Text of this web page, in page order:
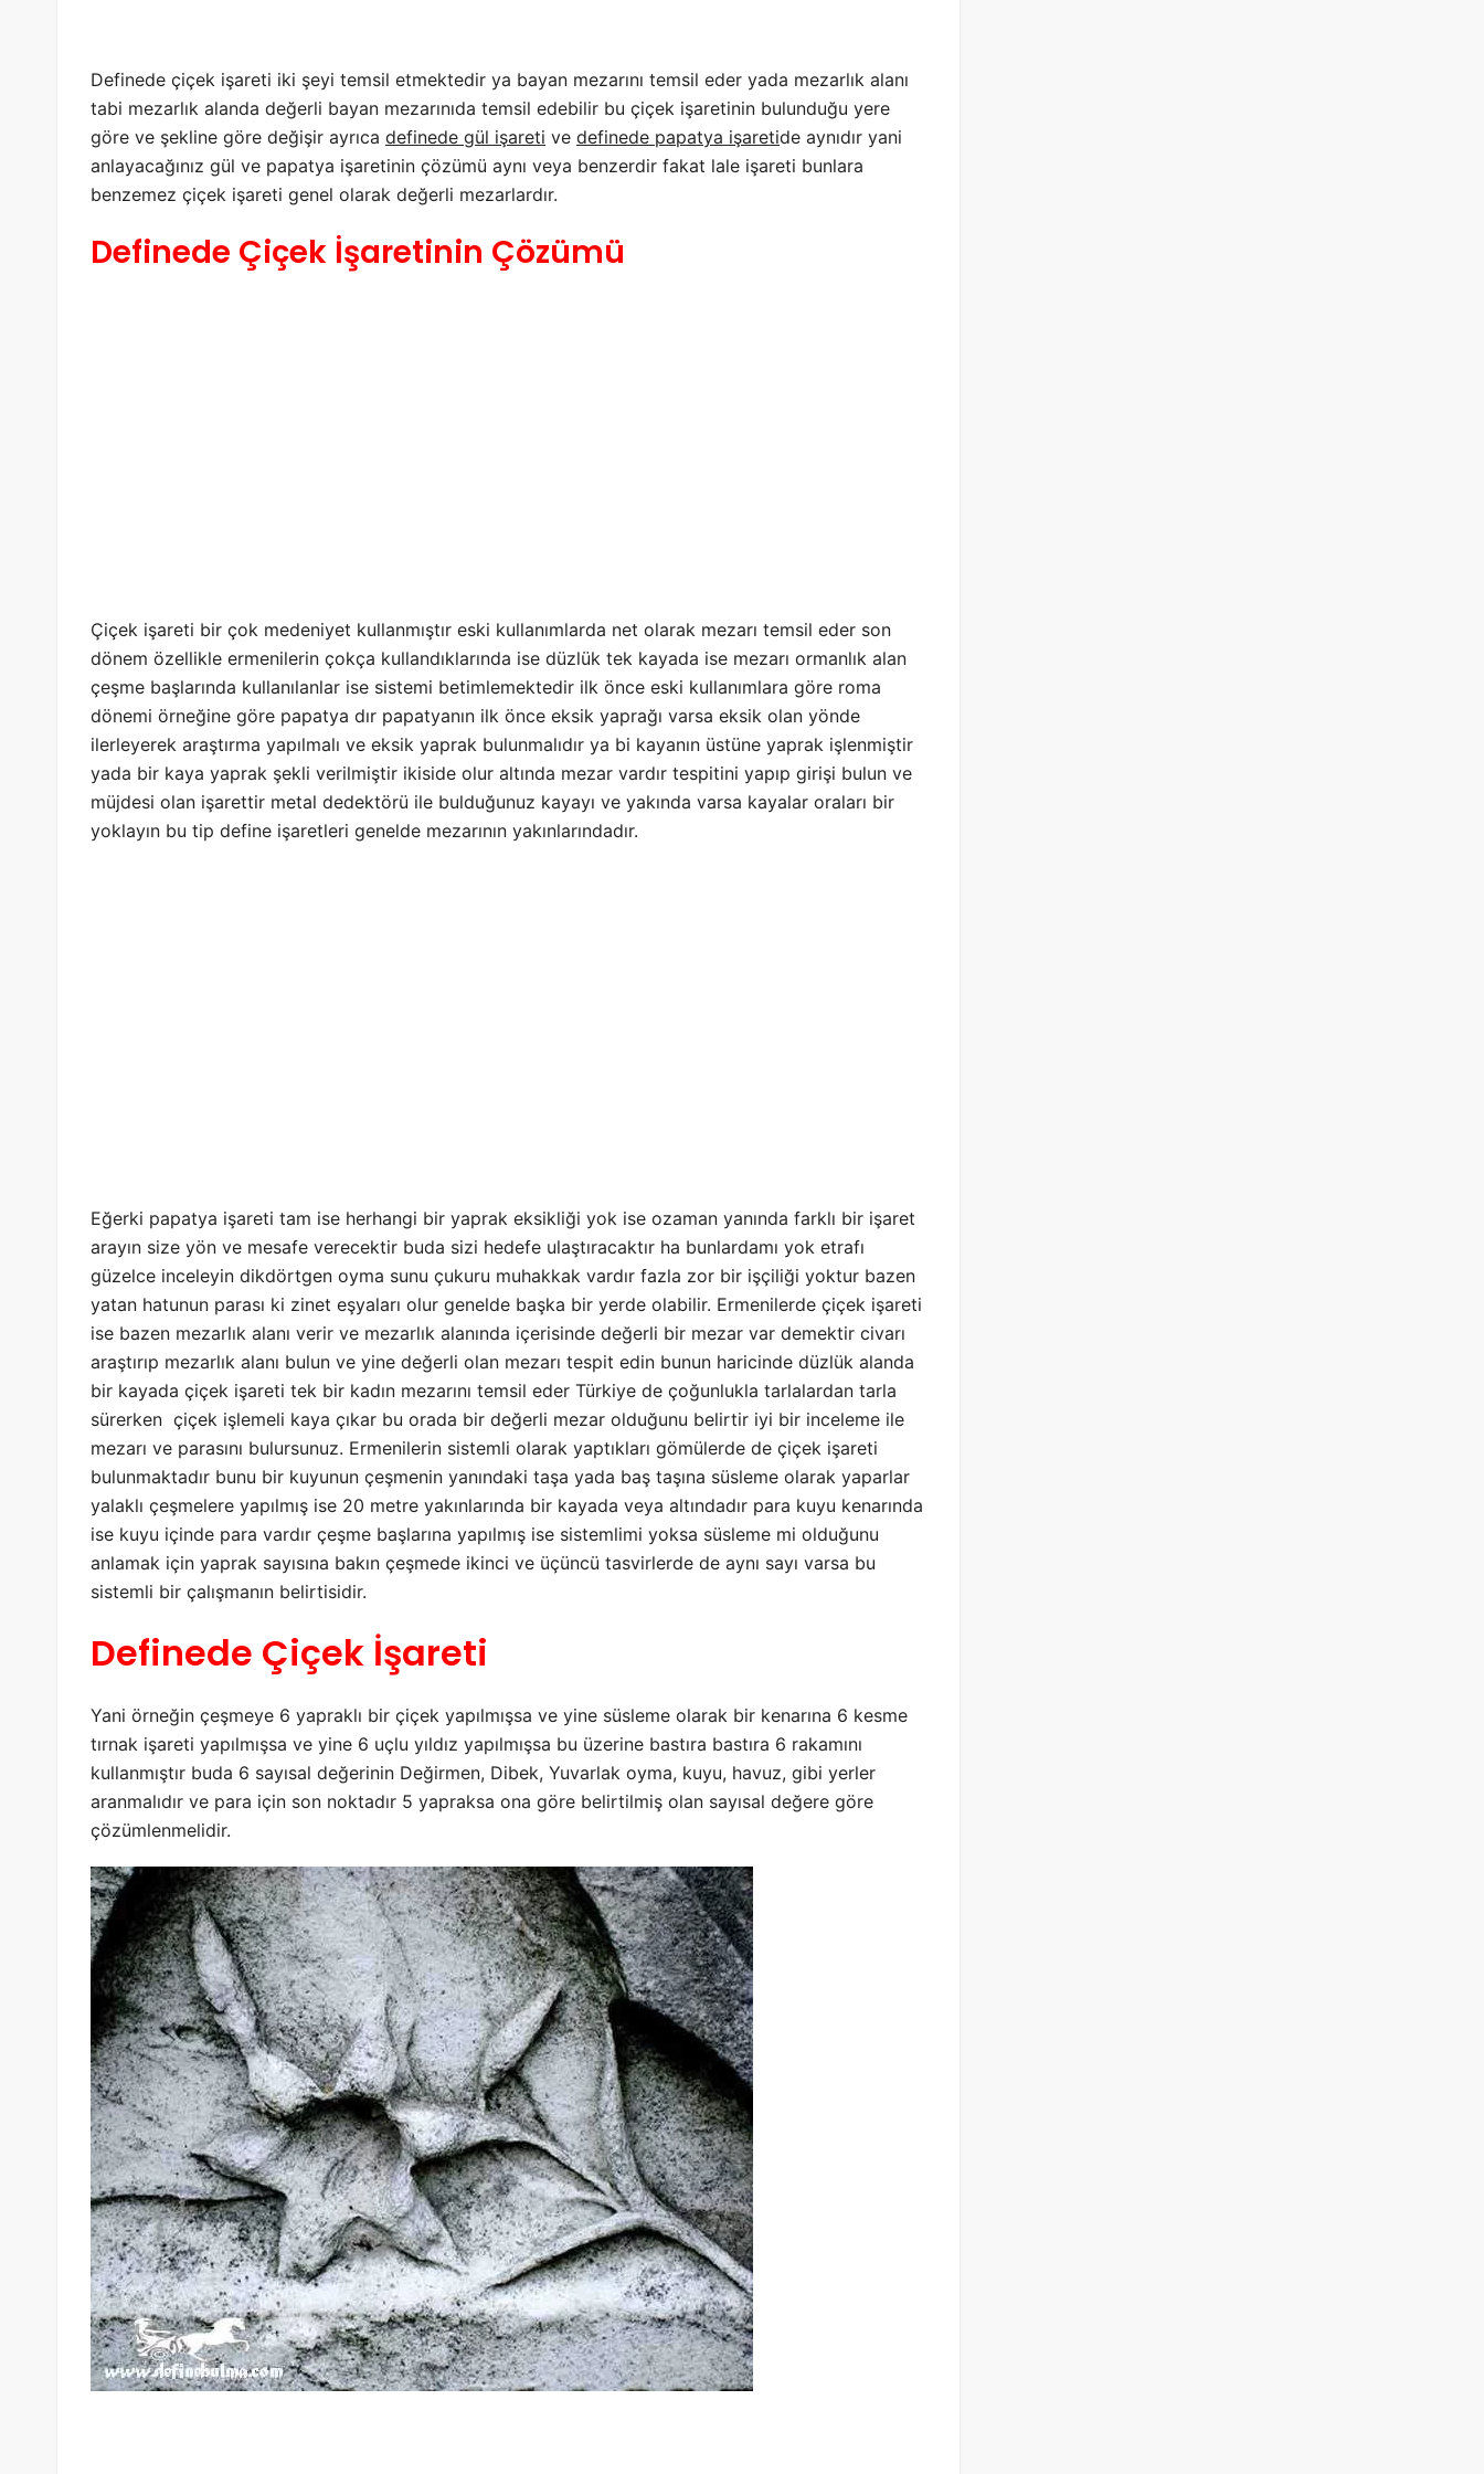
Definede çiçek işareti iki şeyi temsil etmektedir ya bayan mezarını temsil eder yada mezarlık alanı
tabi mezarlık alanda değerli bayan mezarınıda temsil edebilir bu çiçek işaretinin bulunduğu yere
göre ve şekline göre değişir ayrıca definede gül işareti ve definede papatya işaretide aynıdır yani
anlayacağınız gül ve papatya işaretinin çözümü aynı veya benzerdir fakat lale işareti bunlara
benzemez çiçek işareti genel olarak değerli mezarlardır.
Definede Çiçek İşaretinin Çözümü
Çiçek işareti bir çok medeniyet kullanmıştır eski kullanımlarda net olarak mezarı temsil eder son
dönem özellikle ermenilerin çokça kullandıklarında ise düzlük tek kayada ise mezarı ormanlık alan
çeşme başlarında kullanılanlar ise sistemi betimlemektedir ilk önce eski kullanımlara göre roma
dönemi örneğine göre papatya dır papatyanın ilk önce eksik yaprağı varsa eksik olan yönde
ilerleyerek araştırma yapılmalı ve eksik yaprak bulunmalıdır ya bi kayanın üstüne yaprak işlenmiştir
yada bir kaya yaprak şekli verilmiştir ikiside olur altında mezar vardır tespitini yapıp girişi bulun ve
müjdesi olan işarettir metal dedektörü ile bulduğunuz kayayı ve yakında varsa kayalar oraları bir
yoklayın bu tip define işaretleri genelde mezarının yakınlarındadır.
Eğerki papatya işareti tam ise herhangi bir yaprak eksikliği yok ise ozaman yanında farklı bir işaret
arayın size yön ve mesafe verecektir buda sizi hedefe ulaştıracaktır ha bunlardamı yok etrafı
güzelce inceleyin dikdörtgen oyma sunu çukuru muhakkak vardır fazla zor bir işçiliği yoktur bazen
yatan hatunun parası ki zinet eşyaları olur genelde başka bir yerde olabilir. Ermenilerde çiçek işareti
ise bazen mezarlık alanı verir ve mezarlık alanında içerisinde değerli bir mezar var demektir civarı
araştırıp mezarlık alanı bulun ve yine değerli olan mezarı tespit edin bunun haricinde düzlük alanda
bir kayada çiçek işareti tek bir kadın mezarını temsil eder Türkiye de çoğunlukla tarlalardan tarla
sürerken çiçek işlemeli kaya çıkar bu orada bir değerli mezar olduğunu belirtir iyi bir inceleme ile
mezarı ve parasını bulursunuz. Ermenilerin sistemli olarak yaptıkları gömülerde de çiçek işareti
bulunmaktadır bunu bir kuyunun çeşmenin yanındaki taşa yada baş taşına süsleme olarak yaparlar
yalaklı çeşmelere yapılmış ise 20 metre yakınlarında bir kayada veya altındadır para kuyu kenarında
ise kuyu içinde para vardır çeşme başlarına yapılmış ise sistemlimi yoksa süsleme mi olduğunu
anlamak için yaprak sayısına bakın çeşmede ikinci ve üçüncü tasvirlerde de aynı sayı varsa bu
sistemli bir çalışmanın belirtisidir.
Definede Çiçek İşareti
Yani örneğin çeşmeye 6 yapraklı bir çiçek yapılmışsa ve yine süsleme olarak bir kenarına 6 kesme
tırnak işareti yapılmışsa ve yine 6 uçlu yıldız yapılmışsa bu üzerine bastıra bastıra 6 rakamını
kullanmıştır buda 6 sayısal değerinin Değirmen, Dibek, Yuvarlak oyma, kuyu, havuz, gibi yerler
aranmalıdır ve para için son noktadır 5 yapraksa ona göre belirtilmiş olan sayısal değere göre
çözümlenmelidir.